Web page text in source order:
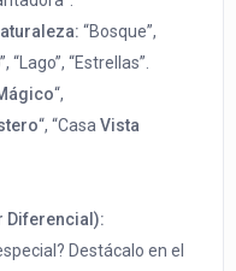
“Bosque”,
“Lago”, “Estrellas”.
“,
“, “CasaVista
Diferencial):
Destácalo en el